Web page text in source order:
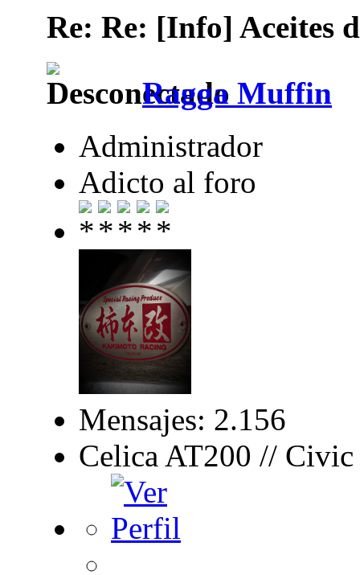
Re: Re: [Info] Aceites
Ragga Muffin
Administrador
Adicto al foro
Mensajes: 2.156
Celica AT200 //